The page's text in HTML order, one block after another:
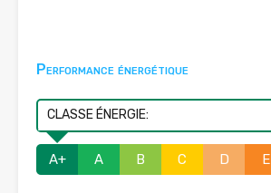
Performance énergétique
CLASSE ÉNERGIE:
A+ A B C D E